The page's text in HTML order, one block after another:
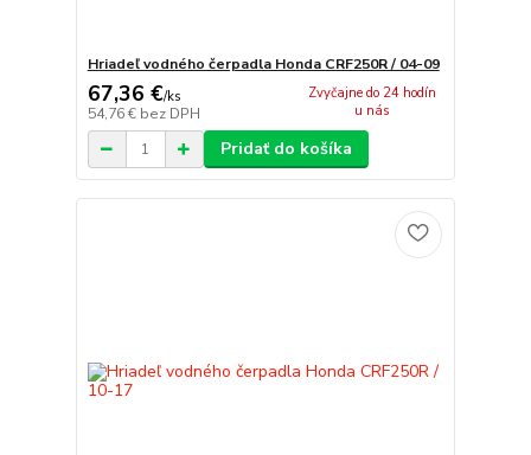
Hriadeľ vodného čerpadla Honda CRF250R / 04-09
67,36 €/ks
54,76 € bez DPH
Zvyčajne do 24 hodín
u nás
Pridať do košíka